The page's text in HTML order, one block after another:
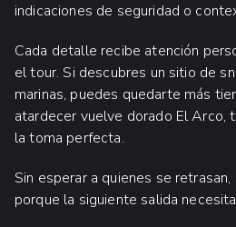
indicaciones de seguridad o
Cada detalle recibe atención
el tour. Si descubres un sitio de
marinas, puedes quedarte más
atardecer vuelve dorado El Arco,
la toma perfecta.
Sin esperar a quienes se
porque la siguiente salida